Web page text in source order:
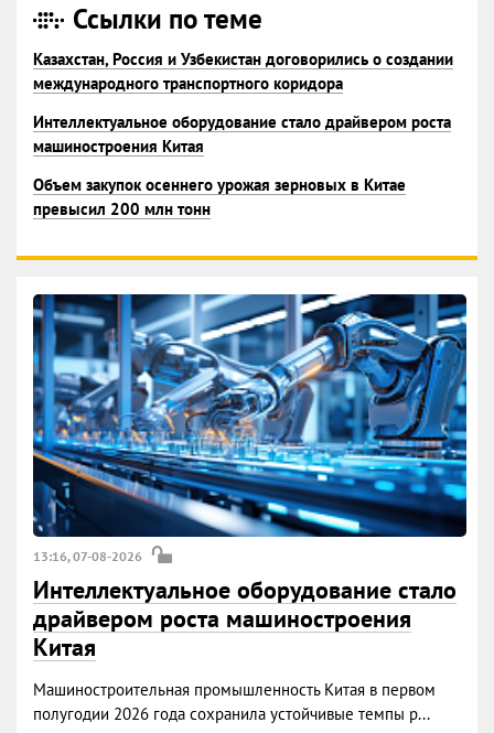
Ссылки по теме
Казахстан, Россия и Узбекистан договорились о создании
международного транспортного коридора
Интеллектуальное оборудование стало драйвером роста
машиностроения Китая
Объем закупок осеннего урожая зерновых в Китае
превысил 200 млн тонн
13:16, 07-08-2026
Интеллектуальное оборудование стало
драйвером роста машиностроения
Китая
Машиностроительная промышленность Китая в первом
полугодии 2026 года сохранила устойчивые темпы р...